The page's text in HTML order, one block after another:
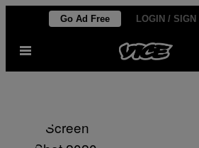
content
Go Ad Free LOGIN / SIGN
Open